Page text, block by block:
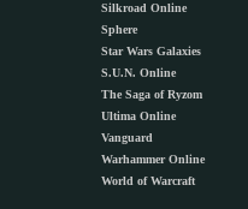
Silkroad Online
Sphere
Star Wars Galaxies
S.U.N. Online
The Saga of Ryzom
Ultima Online
Vanguard
Warhammer Online
World of Warcraft